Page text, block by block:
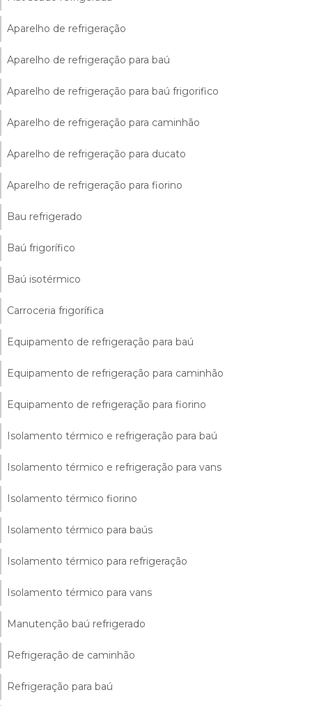
Aparelho de refrigeração
Aparelho de refrigeração para baú
Aparelho de refrigeração para baú frigorifico
Aparelho de refrigeração para caminhão
Aparelho de refrigeração para ducato
Aparelho de refrigeração para fiorino
Bau refrigerado
Baú frigorífico
Baú isotérmico
Carroceria frigorífica
Equipamento de refrigeração para baú
Equipamento de refrigeração para caminhão
Equipamento de refrigeração para fiorino
Isolamento térmico e refrigeração para baú
Isolamento térmico e refrigeração para vans
Isolamento térmico fiorino
Isolamento térmico para baús
Isolamento térmico para refrigeração
Isolamento térmico para vans
Manutenção baú refrigerado
Refrigeração de caminhão
Refrigeração para baú